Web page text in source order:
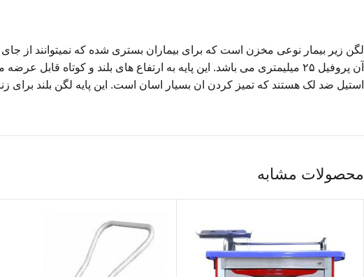
لگن زیر بیمار نوعی مخزن است که برای بیماران بستری شده که نمیتوانند از
آن پروفیل ۲۵ میلیمتری می باشد. این پایه به ارتفاع های بلند و کوتاه قابل عرضه می باشد. ارتفاع پایه لگن ها ثابت و استاندارد و مناسب با شرایط و کاربری آن می باشد.
استیل ضد لک هستند که تمیز کردن ان بسیار اسان است. این پایه لگن بلند برای
محصولات مشابه